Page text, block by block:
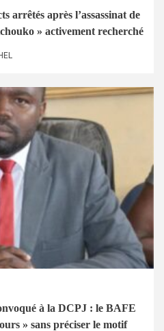
arrêtés après l’assassinat de
» activement recherché
à la DCPJ : le BAFE
» sans préciser le motif